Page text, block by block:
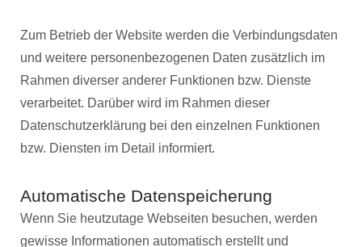
Zum Betrieb der Website werden die Verbindungsdaten
und weitere personenbezogenen Daten zusätzlich im
Rahmen diverser anderer Funktionen bzw. Dienste
verarbeitet. Darüber wird im Rahmen dieser
Datenschutzerklärung bei den einzelnen Funktionen
bzw. Diensten im Detail informiert.
Automatische Datenspeicherung
Wenn Sie heutzutage Webseiten besuchen, werden
gewisse Informationen automatisch erstellt und